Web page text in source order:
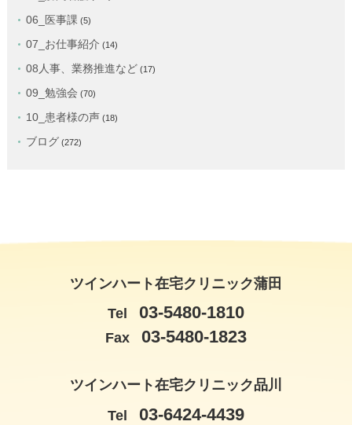
06_医事課 (5)
07_お仕事紹介 (14)
08人事、業務推進など(17)
09_勉強会 (70)
10_患者様の声 (18)
ブログ (272)
ツインハート在宅クリニック蒲田
Tel
03-5480-1810
Fax 03-5480-1823
ツインハート在宅クリニック品川
Tel
03-6424-4439